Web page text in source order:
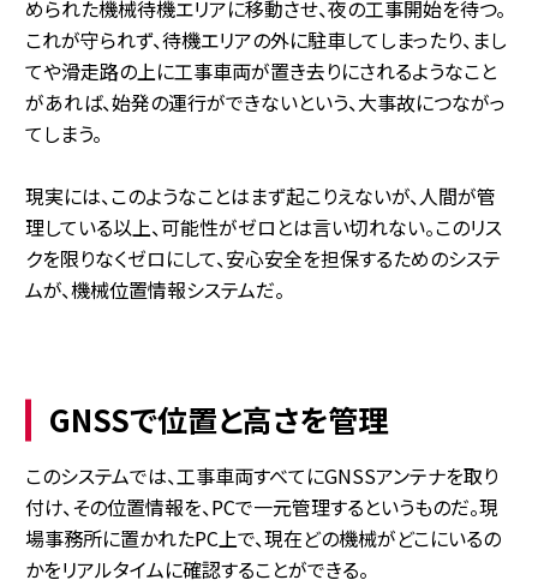
められた機械待機エリアに移動させ、夜の工事開始を待つ。
これが守られず、待機エリアの外に駐車してしまったり、まし
てや滑走路の上に工事車両が置き去りにされるようなこと
があれば、始発の運行ができないという、大事故につながっ
てしまう。
現実には、このようなことはまず起こりえないが、人間が管
理している以上、可能性がゼロとは言い切れない。このリス
クを限りなくゼロにして、安心安全を担保するためのシステ
ムが、機械位置情報システムだ。
GNSSで位置と高さを管理
このシステムでは、工事車両すべてにGNSSアンテナを取り
付け、その位置情報を、PCで一元管理するというものだ。現
場事務所に置かれたPC上で、現在どの機械がどこにいるの
かをリアルタイムに確認することができる。